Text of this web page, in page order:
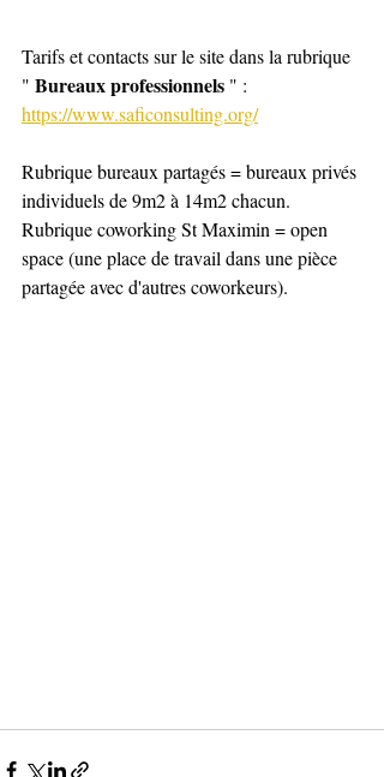
Tarifs et contacts sur le site dans la rubrique
" Bureaux professionnels " :
https://www.saficonsulting.org/
Rubrique bureaux partagés = bureaux privés
individuels de 9m2 à 14m2 chacun.
Rubrique coworking St Maximin = open
space (une place de travail dans une pièce
partagée avec d'autres coworkeurs).